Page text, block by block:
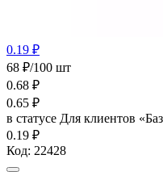
0.19 ₽
68 ₽/100 шт
0.68 ₽
0.65 ₽
в статусе Для клиентов
0.19 ₽
Код: 22428